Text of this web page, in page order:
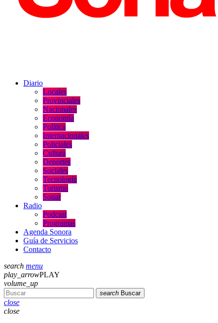
Diario
Locales
Provinciales
Nacionales
Economía
Política
Internacionales
Policiales
Cultura
Deportes
Sociales
Tecnología
Turismo
Sonar
Radio
Podcast
Programas
Agenda Sonora
Guía de Servicios
Contacto
search menu
play_arrowPLAY
volume_up
search Buscar
close
close